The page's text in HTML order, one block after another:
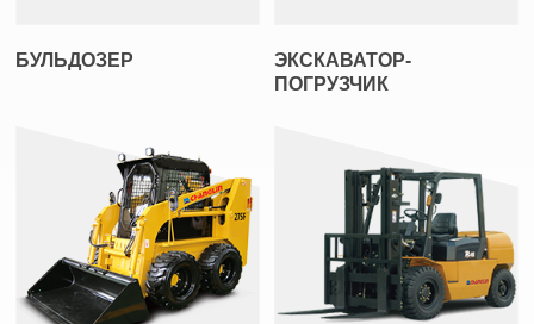
БУЛЬДОЗЕР
ЭКСКАВАТОР-
ПОГРУЗЧИК